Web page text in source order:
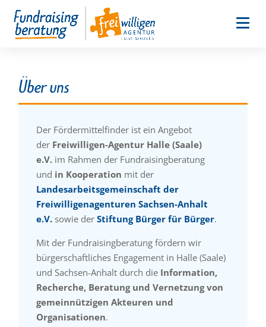
Über uns
Der Fördermittelfinder ist ein Angebot
der Freiwilligen-Agentur Halle (Saale)
e.V. im Rahmen der Fundraisingberatung
und in Kooperation mit der
Landesarbeitsgemeinschaft der
Freiwilligenagenturen Sachsen-Anhalt
e.V. sowie derStiftung Bürger für Bürger.
Mit der Fundraisingberatung fördern wir
bürgerschaftliches Engagement in Halle (Saale)
und Sachsen-Anhalt durch die Information,
Recherche, Beratung und Vernetzung von
gemeinnützigen Akteuren und
Organisationen.